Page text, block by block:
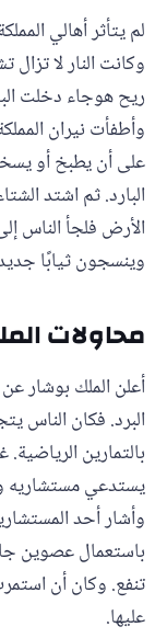
لم يتأثر أهالي
وكانت النار لا
ريح هوجاء دخلت
وأطفأت نيران
على أن يطبخ أو
البارد. ثم اشتد
الأرض فلجأ الناس
وينسجون ثيابًا
محاولات
أعلن الملك بوشار
البرد. فكان الناس
بالتمارين
يستدعي مستشاريه
وأشار أحد
باستعمال عصوين
تنفع. وكان أن
عليها.